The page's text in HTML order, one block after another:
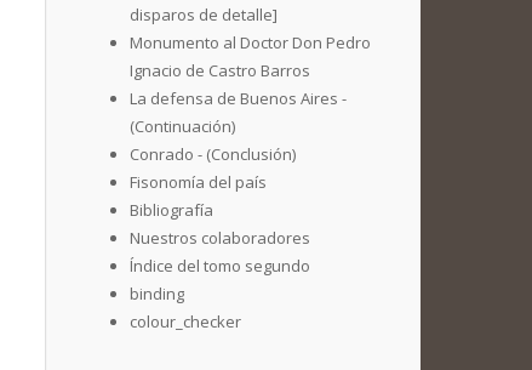
disparos de detalle]
Monumento al Doctor Don Pedro
Ignacio de Castro Barros
La defensa de Buenos Aires -
(Continuación)
Conrado - (Conclusión)
Fisonomía del país
Bibliografía
Nuestros colaboradores
Índice del tomo segundo
binding
colour_checker